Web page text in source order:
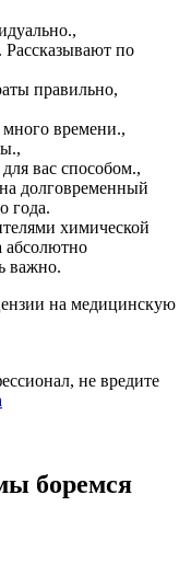
Рассказывают по
правильно,
много времени.,
вас способом.,
долговременный
года.
химической
абсолютно
важно.
на медицинскую
не вредите
боремся